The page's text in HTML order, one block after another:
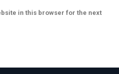
in this browser for the next